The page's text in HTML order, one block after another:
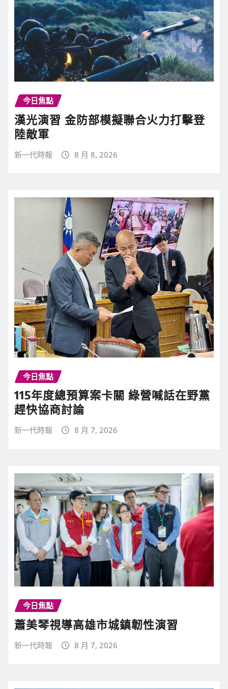
今日焦點
漢光演習 金防部模擬聯合火力打擊登
陸敵軍
新一代時報 8 月 8, 2026
今日焦點
115年度總預算案卡關 綠營喊話在野黨
趕快協商討論
新一代時報 8 月 7, 2026
今日焦點
蕭美琴視導高雄市城鎮韌性演習
新一代時報 8 月 7, 2026